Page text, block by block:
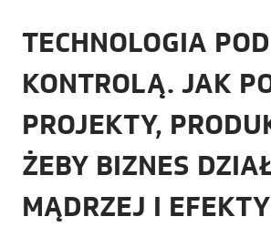
TECHNOLOGIA POD
KONTROLĄ. JAK
PROJEKTY,
ŻEBY BIZNES
MĄDRZEJ I